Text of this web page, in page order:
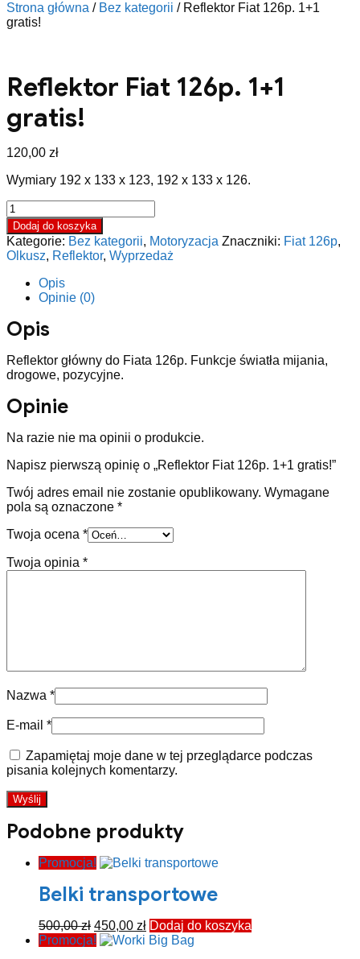
Strona główna / Bez kategorii / Reflektor Fiat 126p. 1+1
gratis!
Reflektor Fiat 126p. 1+1
gratis!
120,00 zł
Wymiary 192 x 133 x 123, 192 x 133 x 126.
ilość
Reflektor
Fiat
126p.
1+1
gratis!
Dodaj do koszyka
Kategorie: Bez kategorii, Motoryzacja Znaczniki: Fiat 126p,
Olkusz, Reflektor, Wyprzedaż
Opis
Opinie (0)
Opis
Reflektor główny do Fiata 126p. Funkcje światła mijania,
drogowe, pozycyjne.
Opinie
Na razie nie ma opinii o produkcie.
Napisz pierwszą opinię o „Reflektor Fiat 126p. 1+1 gratis!”
Twój adres email nie zostanie opublikowany. Wymagane
pola są oznaczone *
Twoja ocena *
Twoja opinia *
Nazwa *
E-mail *
Zapamiętaj moje dane w tej przeglądarce podczas
pisania kolejnych komentarzy.
Podobne produkty
Promocja!
Belki transportowe
500,00zł Pierwotna
cena
450,00 złAktualna
cena
Dodaj do koszyka
Promocja!